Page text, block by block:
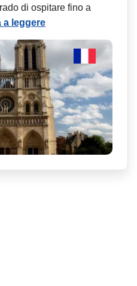
di ospitare fino a
a leggere